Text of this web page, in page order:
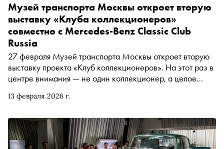
13 февраля 2026 г.
Музей транспорта Москвы откроет вторую
выставку «Клуба коллекционеров»
совместно с Mercedes-Benz Classic Club
Russia
27 февраля Музей транспорта Москвы откроет вторую
выставку проекта «Клуб коллекционеров». На этот раз в
центре внимания — не один коллекционер, а целое
официальный клуб владельцев и поклонников